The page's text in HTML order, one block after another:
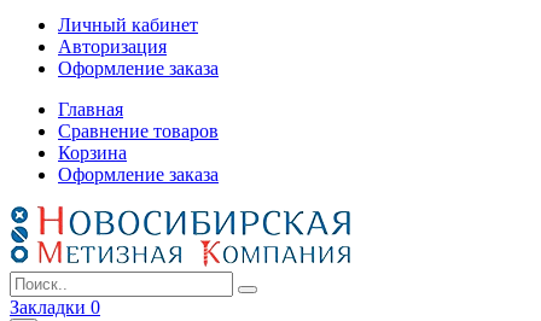
Личный кабинет
Авторизация
Оформление заказа
Главная
Сравнение товаров
Корзина
Оформление заказа
Закладки 0